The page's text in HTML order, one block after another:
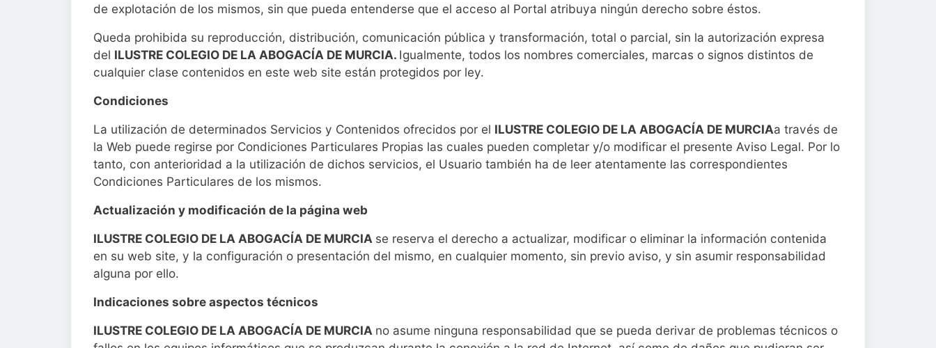
de explotación de los mismos, sin que pueda entenderse que el acceso al Portal atribuya ningún derecho sobre éstos.
Queda prohibida su reproducción, distribución, comunicación pública y transformación, total o parcial, sin la autorización expresa
del ILUSTRE COLEGIO DE LA ABOGACÍA DE MURCIA. Igualmente, todos los nombres comerciales, marcas o signos distintos de
cualquier clase contenidos en este web site están protegidos por ley.
Condiciones
La utilización de determinados Servicios y Contenidos ofrecidos por el ILUSTRE COLEGIO DE LA ABOGACÍA DE MURCIAa través de
la Web puede regirse por Condiciones Particulares Propias las cuales pueden completar y/o modificar el presente Aviso Legal. Por lo
tanto, con anterioridad a la utilización de dichos servicios, el Usuario también ha de leer atentamente las correspondientes
Condiciones Particulares de los mismos.
Actualización y modificación de la página web
ILUSTRE COLEGIO DE LA ABOGACÍA DE MURCIA se reserva el derecho a actualizar, modificar o eliminar la información contenida
en su web site, y la configuración o presentación del mismo, en cualquier momento, sin previo aviso, y sin asumir responsabilidad
alguna por ello.
Indicaciones sobre aspectos técnicos
ILUSTRE COLEGIO DE LA ABOGACÍA DE MURCIA no asume ninguna responsabilidad que se pueda derivar de problemas técnicos o